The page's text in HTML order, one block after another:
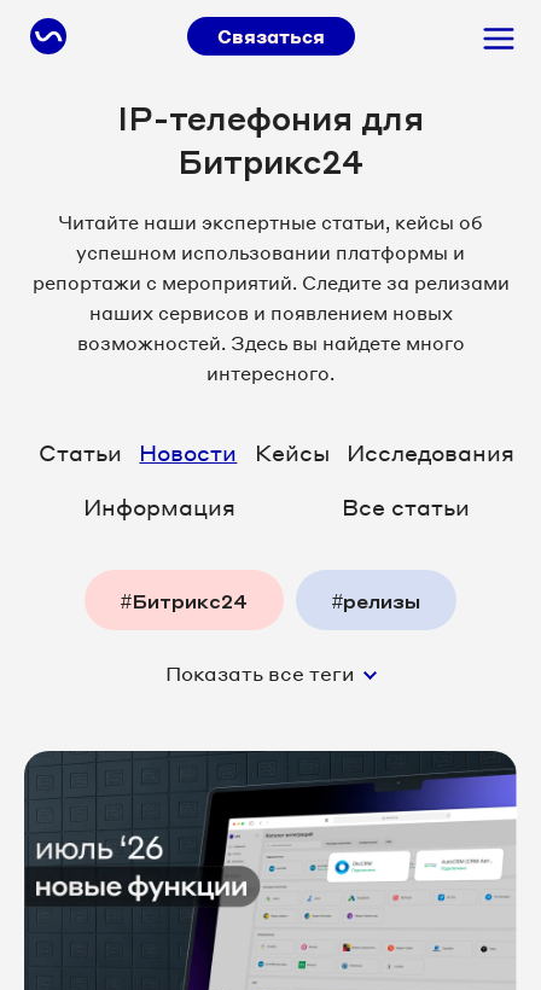
Связаться
IP-телефония для
Битрикс24
Читайте наши экспертные статьи, кейсы об
успешном использовании платформы и
репортажи с мероприятий. Следите за релизами
наших сервисов и появлением новых
возможностей. Здесь вы найдете много
интересного.
Статьи Новости Кейсы
Исследования
Информация
Все статьи
#Битрикс24 #релизы
#функции_платформы
#наша_команда #аналитика
#колл_центр #шоуПлатформа
#мероприятия
Показать все теги